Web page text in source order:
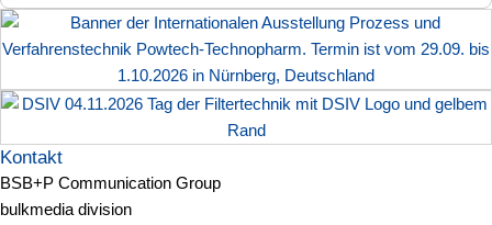
Kontakt
BSB+P Communication Group
bulkmedia division